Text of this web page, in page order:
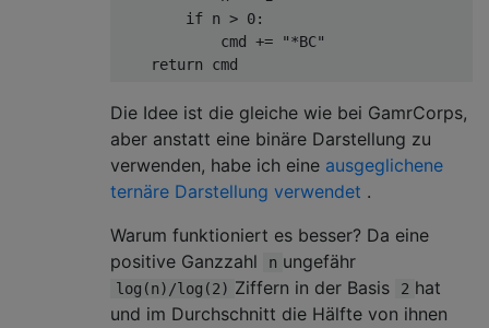
        if n > 0:
            cmd += "*BC"
Die Idee ist die gleiche wie bei GamrCorps,
aber anstatt eine binäre Darstellung zu
verwenden, habe ich eine ausgeglichene
ternäre Darstellung verwendet .
Warum funktioniert es besser? Da eine
positive Ganzzahl
n ungefähr
log(n)/log(2) Ziffern in der Basis 2 hat
und im Durchschnitt die Hälfte von ihnen